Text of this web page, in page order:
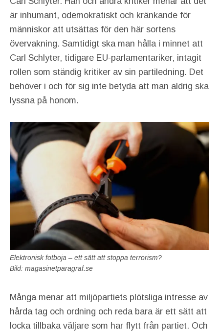
är inhumant, odemokratiskt och kränkande för
människor att utsättas för den här sortens
övervakning. Samtidigt ska man hålla i minnet att
Carl Schlyter, tidigare EU-parlamentariker, intagit
rollen som ständig kritiker av sin partiledning. Det
behöver i och för sig inte betyda att man aldrig ska
lyssna på honom.
Elektronisk fotboja – ett sätt att stoppa terrorism?
Bild: magasinetparagraf.se
Många menar att miljöpartiets plötsliga intresse av
hårda tag och ordning och reda bara är ett sätt att
locka tillbaka väljare som har flytt från partiet. Och